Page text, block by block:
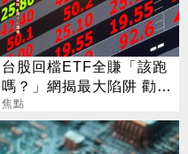
台股回檔ETF全賺「該跑
嗎？」網揭最大陷阱 勸調
節1類股
焦點